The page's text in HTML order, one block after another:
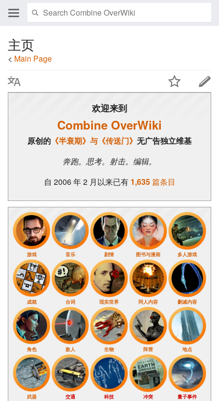
主页
< Main Page
欢迎来到
Combine OverWiki
原创的 《半衰期》与《传送门》 无广告独立维基
奔跑。思考。射击。编辑。
自 2006 年 2 月以来已有 1,635篇条目
游戏 音乐 剧情 图书与漫画 多人游戏
成就 台词 现实世界 同人内容 删减内容
角色 敌人 生物 阵营 地点
武器 交通 科技 冲突 量子事件